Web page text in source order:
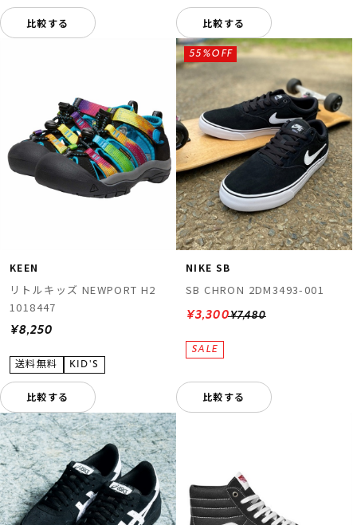
比較する 比較する
KEEN
リトルキッズ NEWPORT H2
1018447
¥8,250
比較する
NIKE SB
SB CHRON 2DM3493-001
¥7,480
55%OFF
¥3,300
比較する